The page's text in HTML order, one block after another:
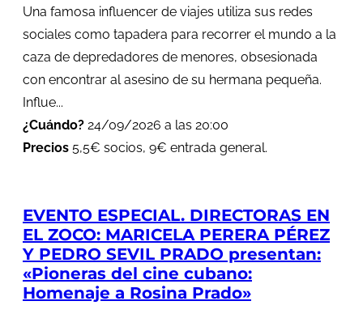
Una famosa influencer de viajes utiliza sus redes
sociales como tapadera para recorrer el mundo a la
caza de depredadores de menores, obsesionada
con encontrar al asesino de su hermana pequeña.
Influe...
¿Cuándo? 24/09/2026 a las 20:00
Precios 5,5€ socios, 9€ entrada general.
EVENTO ESPECIAL. DIRECTORAS EN
EL ZOCO: MARICELA PERERA PÉREZ
Y PEDRO SEVIL PRADO presentan:
«Pioneras del cine cubano:
Homenaje a Rosina Prado»